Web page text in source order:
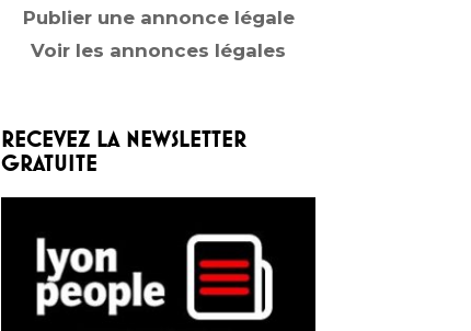
Publier une annonce légale
Voir les annonces légales
RECEVEZ LA NEWSLETTER
GRATUITE